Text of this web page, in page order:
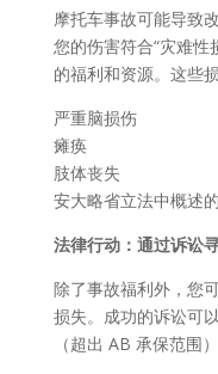
摩托车事故可能导致
您的伤害符合“灾难性
的福利和资源。这些
严重脑损伤
瘫痪
肢体丧失
安大略省立法中概述
法律行动：通过诉讼
除了事故福利外，您
损失。成功的诉讼可
（超出 AB 承保范围